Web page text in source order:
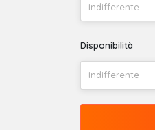
Indifferente
Disponibilità
Indifferente